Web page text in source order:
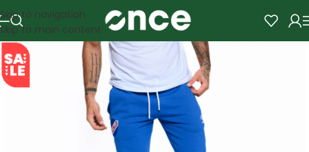
Skip to navigation
Skip to main content
SALE